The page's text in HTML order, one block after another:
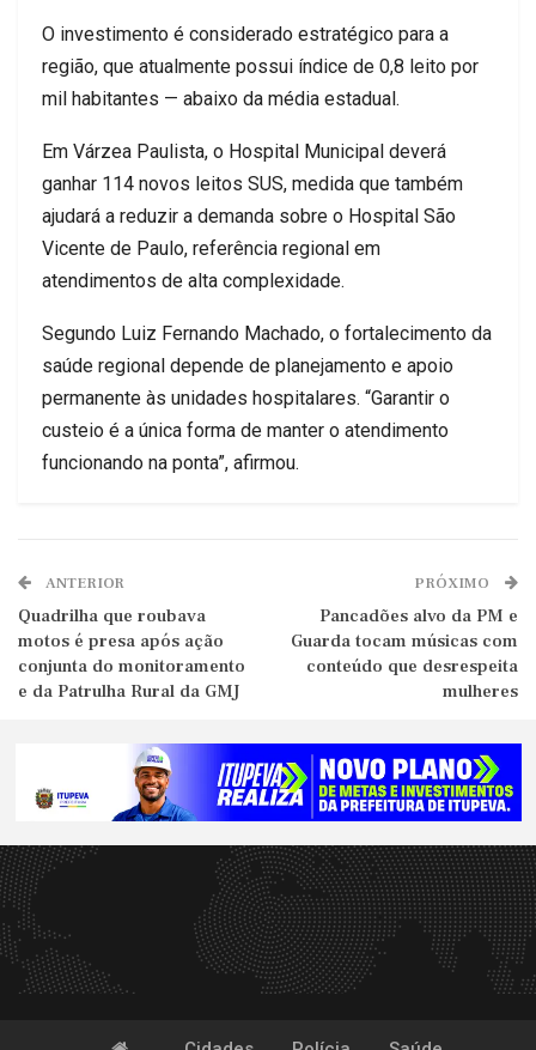
O investimento é considerado estratégico para a
região, que atualmente possui índice de 0,8 leito por
mil habitantes — abaixo da média estadual.
Em Várzea Paulista, o Hospital Municipal deverá
ganhar 114 novos leitos SUS, medida que também
ajudará a reduzir a demanda sobre o Hospital São
Vicente de Paulo, referência regional em
atendimentos de alta complexidade.
Segundo Luiz Fernando Machado, o fortalecimento da
saúde regional depende de planejamento e apoio
permanente às unidades hospitalares. “Garantir o
custeio é a única forma de manter o atendimento
funcionando na ponta”, afirmou.
ANTERIOR
Quadrilha que roubava
motos é presa após ação
conjunta do monitoramento
e da Patrulha Rural da GMJ
PRÓXIMO
Pancadões alvo da PM e
Guarda tocam músicas com
conteúdo que desrespeita
mulheres